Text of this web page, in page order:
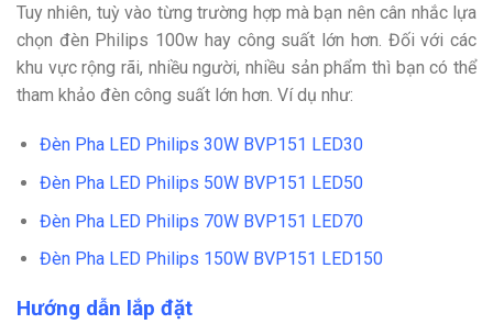
Tuy nhiên, tuỳ vào từng trường hợp mà bạn nên cân nhắc lựa
chọn đèn Philips 100w hay công suất lớn hơn. Đối với các
khu vực rộng rãi, nhiều người, nhiều sản phẩm thì bạn có thể
tham khảo đèn công suất lớn hơn. Ví dụ như:
Đèn Pha LED Philips 30W BVP151 LED30
Đèn Pha LED Philips 50W BVP151 LED50
Đèn Pha LED Philips 70W BVP151 LED70
Đèn Pha LED Philips 150W BVP151 LED150
Hướng dẫn lắp đặt